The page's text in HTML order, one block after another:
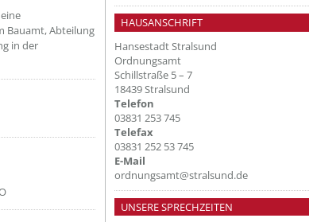
Bauamt, Abteilung
in der
HAUSANSCHRIFT
Hansestadt Stralsund
Ordnungsamt
Schillstraße 5 – 7
18439 Stralsund
Telefon
03831 253 745
Telefax
03831 252 53 745
E-Mail
ordnungsamt@stralsund.de
UNSERE SPRECHZEITEN